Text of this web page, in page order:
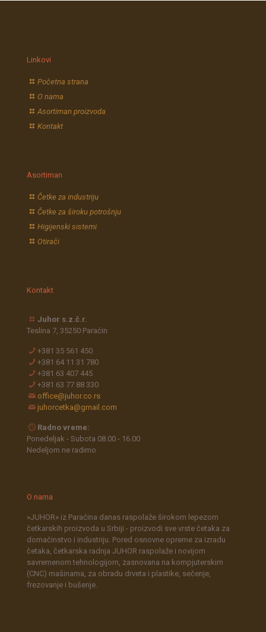
Linkovi
Početna strana
O nama
Asortiman proizvoda
Kontakt
Asortiman
Četke za industriju
Četke za široku potrošnju
Higijenski sistemi
Otirači
Kontakt
Juhor s.z.č.r.
Teslina 7, 35250 Paraćin
+381 35 561 450
+381 64 11 31 780
+381 63 407 445
+381 63 77 88 330
office@juhor.co.rs
juhorcetka@gmail.com
Radno vreme:
Ponedeljak - Subota 08.00 - 16.00
Nedeljom ne radimo
O nama
»JUHOR» iz Paraćina danas raspolaže širokom lepezom
četkarskih proizvoda u Srbiji - proizvodi sve vrste četaka za
domaćinstvo i industriju. Pored osnovne opreme za izradu
četaka, četkarska radnja JUHOR raspolaže i novijom
savremenom tehnologijom, zasnovana na kompjuterskim
(CNC) mašinama, za obradu drveta i plastike, sečenje,
frezovanje i bušenje.